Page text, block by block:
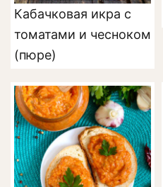
Кабачковая икра с
томатами и чесноком
(пюре)